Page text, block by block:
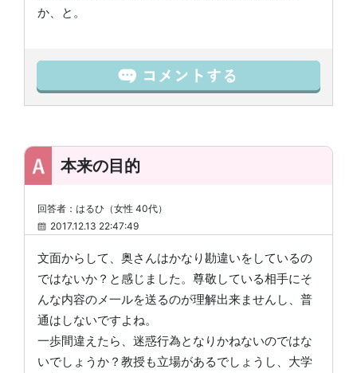
か、と。
本来の目的
回答者：はるひ（女性 40代）
2017.12.13 22:47:49
文面からして、奥さんはかなり勘違いをしているの
ではないか？と感じました。尊敬している相手にそ
んな内容のメ一ルを送るのが理解出来ませんし、普
通はしないですよね。
一歩間違えたら、迷惑行為となりかねないのではな
いでしょうか？教授も立場があるでしょうし、大学